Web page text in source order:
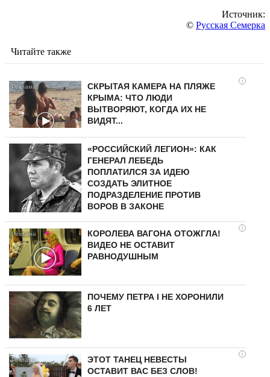
Источник:
© Русская Семерка
Читайте также
i
СКРЫТАЯ КАМЕРА НА ПЛЯЖЕ
КРЫМА: ЧТО ЛЮДИ
ВЫТВОРЯЮТ, КОГДА ИХ НЕ
ВИДЯТ...
«РОССИЙСКИЙ ЛЕГИОН»: КАК
ГЕНЕРАЛ ЛЕБЕДЬ
ПОПЛАТИЛСЯ ЗА ИДЕЮ
СОЗДАТЬ ЭЛИТНОЕ
ПОДРАЗДЕЛЕНИЕ ПРОТИВ
ВОРОВ В ЗАКОНЕ
i
КОРОЛЕВА ВАГОНА ОТОЖГЛА!
ВИДЕО НЕ ОСТАВИТ
РАВНОДУШНЫМ
ПОЧЕМУ ПЕТРА I НЕ ХОРОНИЛИ
6 ЛЕТ
i
ЭТОТ ТАНЕЦ НЕВЕСТЫ
ОСТАВИТ ВАС БЕЗ СЛОВ!